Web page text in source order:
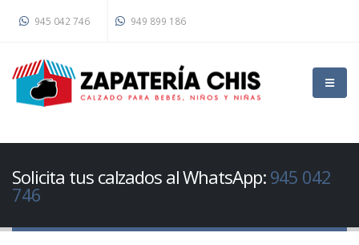
945 042 746 949 899 186
Solicita tus calzados al WhatsApp: 945 042
746